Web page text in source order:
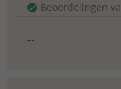
Beoordelingen
--